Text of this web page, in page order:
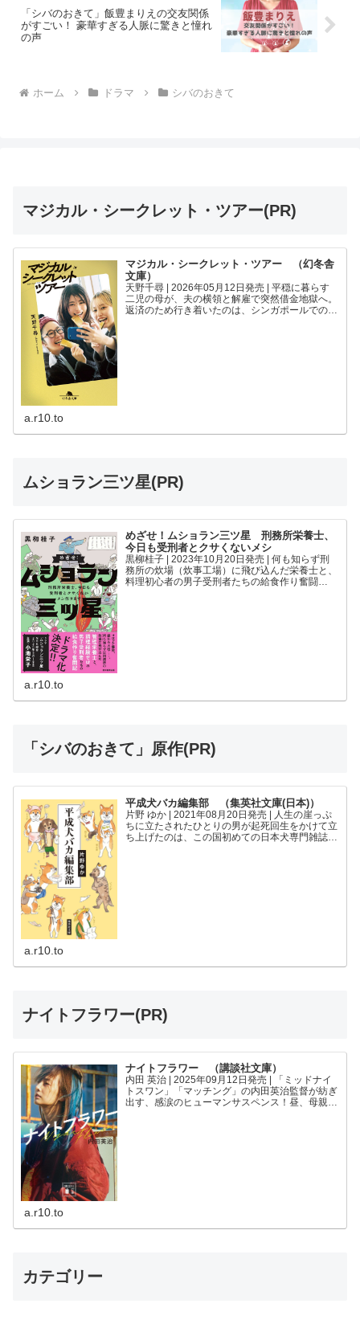
「シバのおきて」飯豊まりえの交友関係
がすごい！ 豪華すぎる人脈に驚きと憧れ
の声
ホーム ドラマ シバのおきて
マジカル・シークレット・ツアー(PR)
マジカル・シークレット・ツアー （幻冬舎
文庫）
天野千尋 | 2026年05月12日発売 | 平穏に暮らす
二児の母が、夫の横領と解雇で突然借金地獄へ。
返済のため行き着いたのは、シンガポールでの闇
a.r10.to
ムショラン三ツ星(PR)
めざせ！ムショラン三ツ星 刑務所栄養士、
今日も受刑者とクサくないメシ
黒柳桂子 | 2023年10月20日発売 | 何も知らず刑
務所の炊場（炊事工場）に飛び込んだ栄養士と、
料理初心者の男子受刑者たちの給食作り奮闘
a.r10.to
「シバのおきて」原作(PR)
平成犬バカ編集部 （集英社文庫(日本)）
片野 ゆか | 2021年08月20日発売 | 人生の崖っぷ
ちに立たされたひとりの男が起死回生をかけて立
ち上げたのは、この国初めての日本犬専門雑誌だ
a.r10.to
ナイトフラワー(PR)
ナイトフラワー （講談社文庫）
内田 英治 | 2025年09月12日発売 | 「ミッドナイ
トスワン」「マッチング」の内田英治監督が紡ぎ
出す、感涙のヒューマンサスペンス！昼、母親。
a.r10.to
カテゴリー